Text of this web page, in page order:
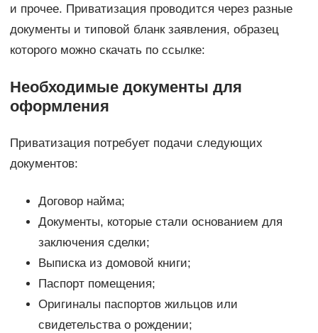
и прочее. Приватизация проводится через разные
документы и типовой бланк заявления, образец
которого можно скачать по ссылке:
Необходимые документы для
оформления
Приватизация потребует подачи следующих
документов:
Договор найма;
Документы, которые стали основанием для
заключения сделки;
Выписка из домовой книги;
Паспорт помещения;
Оригиналы паспортов жильцов или
свидетельства о рождении;